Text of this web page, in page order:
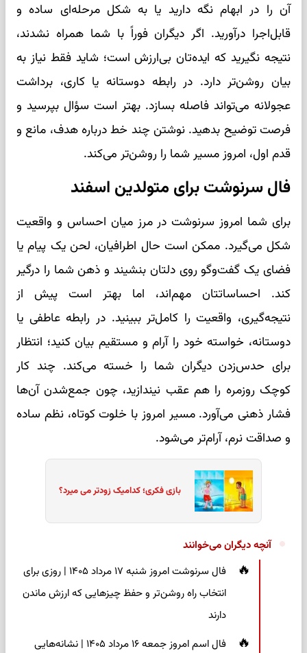
آن را در ابهام نگه دارید یا به شکل مرحله‌ای ساده و
قابل‌اجرا درآورید. اگر دیگران فوراً با شما همراه نشدند،
نتیجه نگیرید که ایده‌تان بی‌ارزش است؛ شاید فقط نیاز به
بیان روشن‌تر دارد. در رابطه دوستانه یا کاری، برداشت
عجولانه می‌تواند فاصله بسازد. بهتر است سؤال بپرسید و
فرصت توضیح بدهید. نوشتن چند خط درباره هدف، مانع و
قدم اول، امروز مسیر شما را روشن‌تر می‌کند.
فال سرنوشت برای متولدین اسفند
برای شما امروز سرنوشت در مرز میان احساس و واقعیت
شکل می‌گیرد. ممکن است حال اطرافیان، لحن یک پیام یا
فضای یک گفت‌وگو روی دلتان بنشیند و ذهن شما را درگیر
کند. احساساتتان مهم‌اند، اما بهتر است پیش از
نتیجه‌گیری، واقعیت را کامل‌تر ببینید. در رابطه عاطفی یا
دوستانه، خواسته خود را آرام و مستقیم بیان کنید؛ انتظار
برای حدس‌زدن دیگران شما را خسته می‌کند. چند کار
کوچک روزمره را هم عقب نیندازید، چون جمع‌شدن آن‌ها
فشار ذهنی می‌آورد. مسیر امروز با خلوت کوتاه، نظم ساده
و صداقت نرم، آرام‌تر می‌شود.
بازی فکری؛ کدامیک زودتر می میرد؟
آنچه دیگران می‌خوانند
فال سرنوشت امروز شنبه ۱۷ مرداد ۱۴۰۵ | روزی برای
انتخاب راه روشن‌تر و حفظ چیزهایی که ارزش ماندن
دارند
فال اسم امروز جمعه ۱۶ مرداد ۱۴۰۵ | نشانه‌هایی